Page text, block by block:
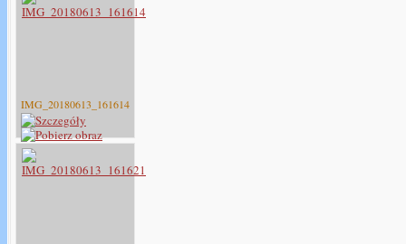
IMG_20180613_161614